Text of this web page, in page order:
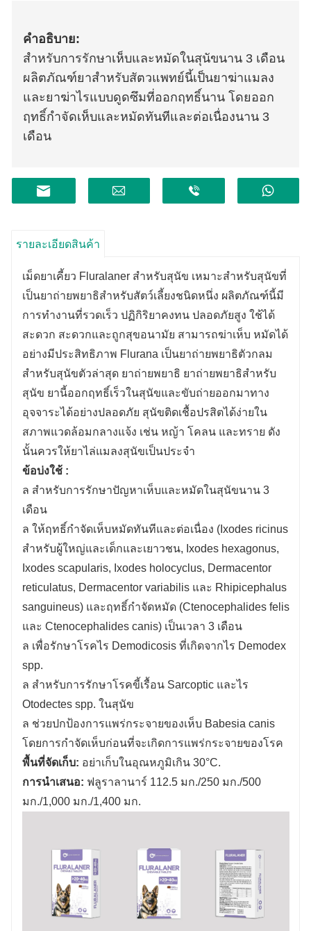
คำอธิบาย:
สำหรับการรักษาเห็บและหมัดในสุนัขนาน 3 เดือน
ผลิตภัณฑ์ยาสำหรับสัตวแพทย์นี้เป็นยาฆ่าแมลง
และยาฆ่าไรแบบดูดซึมที่ออกฤทธิ์นาน โดยออก
ฤทธิ์กำจัดเห็บและหมัดทันทีและต่อเนื่องนาน 3
เดือน
รายละเอียดสินค้า
เม็ดยาเคี้ยว Fluralaner สำหรับสุนัข เหมาะสำหรับสุนัขที่
เป็นยาถ่ายพยาธิสำหรับสัตว์เลี้ยงชนิดหนึ่ง ผลิตภัณฑ์นี้มี
การทำงานที่รวดเร็ว ปฏิกิริยาคงทน ปลอดภัยสูง ใช้ได้
สะดวก สะดวกและถูกสุขอนามัย สามารถฆ่าเห็บ หมัดได้
อย่างมีประสิทธิภาพ Flurana เป็นยาถ่ายพยาธิตัวกลม
สำหรับสุนัขตัวล่าสุด ยาถ่ายพยาธิ ยาถ่ายพยาธิสำหรับ
สุนัข ยานี้ออกฤทธิ์เร็วในสุนัขและขับถ่ายออกมาทาง
อุจจาระได้อย่างปลอดภัย สุนัขติดเชื้อปรสิตได้ง่ายใน
สภาพแวดล้อมกลางแจ้ง เช่น หญ้า โคลน และทราย ดัง
นั้นควรให้ยาไล่แมลงสุนัขเป็นประจำ
ข้อบ่งใช้ :
ล สำหรับการรักษาปัญหาเห็บและหมัดในสุนัขนาน 3
เดือน
ล ให้ฤทธิ์กำจัดเห็บหมัดทันทีและต่อเนื่อง (Ixodes ricinus
สำหรับผู้ใหญ่และเด็กและเยาวชน, ​​Ixodes hexagonus,
Ixodes scapularis, Ixodes holocyclus, Dermacentor
reticulatus, Dermacentor variabilis และ Rhipicephalus
sanguineus) และฤทธิ์กำจัดหมัด (Ctenocephalides felis
และ Ctenocephalides canis) เป็นเวลา 3 เดือน
ล เพื่อรักษาโรคไร Demodicosis ที่เกิดจากไร Demodex
spp.
ล สำหรับการรักษาโรคขี้เรื้อน Sarcoptic และไร
Otodectes spp. ในสุนัข
ล ช่วยปกป้องการแพร่กระจายของเห็บ Babesia canis
โดยการกำจัดเห็บก่อนที่จะเกิดการแพร่กระจายของโรค
พื้นที่จัดเก็บ: อย่าเก็บในอุณหภูมิเกิน 30°C.
การนำเสนอ: ฟลูราลานาร์ 112.5 มก./250 มก./500
มก./1,000 มก./1,400 มก.